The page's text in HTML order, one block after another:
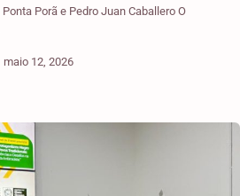
Porã e Pedro Juan Caballero O
maio 12, 2026